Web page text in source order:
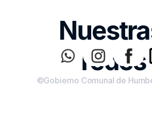
redes
©Gobierno Comunal de